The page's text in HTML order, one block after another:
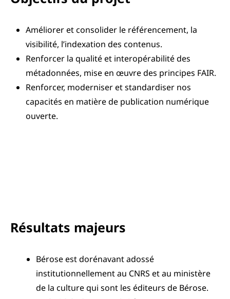
Améliorer et consolider le référencement, la
visibilité, l’indexation des contenus.
Renforcer la qualité et interopérabilité des
métadonnées, mise en œuvre des principes FAIR.
Renforcer, moderniser et standardiser nos
capacités en matière de publication numérique
ouverte.
Résultats majeurs
Bérose est dorénavant adossé
institutionnellement au CNRS et au ministère
de la culture qui sont les éditeurs de Bérose.